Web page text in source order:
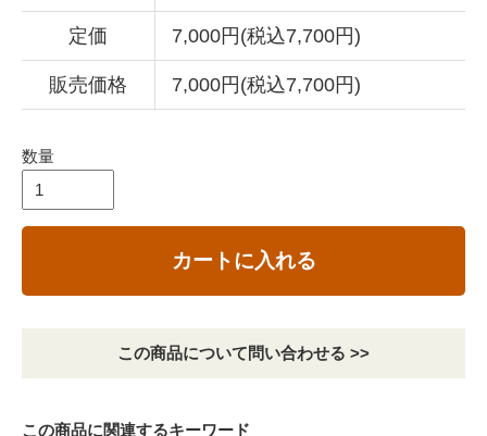
定価 7,000円(税込7,700円)
販売価格 7,000円(税込7,700円)
数量
カートに入れる
この商品について問い合わせる >>
この商品に関連するキーワード